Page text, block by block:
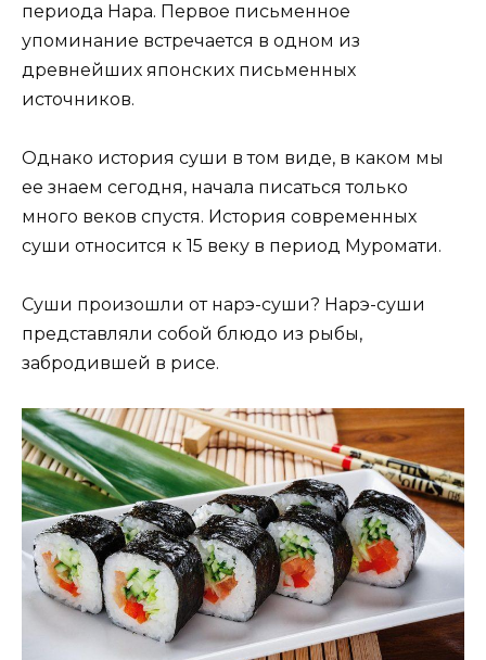
периода Нара. Первое письменное
упоминание встречается в одном из
древнейших японских письменных
источников.
Однако история суши в том виде, в каком мы
ее знаем сегодня, начала писаться только
много веков спустя. История современных
суши относится к 15 веку в период Муромати.
Суши произошли от нарэ-суши? Нарэ-суши
представляли собой блюдо из рыбы,
забродившей в рисе.